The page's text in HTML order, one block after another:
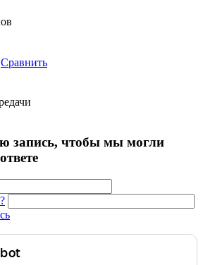
Сравнить
запись, чтобы мы могли